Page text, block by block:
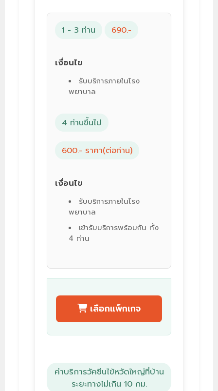
1 - 3 ท่าน 690.-
เงื่อนไข
รับบริการภายในโรง
พยาบาล
4 ท่านขึ้นไป
600.- ราคา(ต่อท่าน)
เงื่อนไข
รับบริการภายในโรง
พยาบาล
เข้ารับบริการพร้อมกัน ทั้ง
4 ท่าน
เลือกแพ็กเกจ
ค่าบริการวัคซีนไข้หวัดใหญ่ที่บ้าน
ระยะทางไม่เกิน 10 กม.